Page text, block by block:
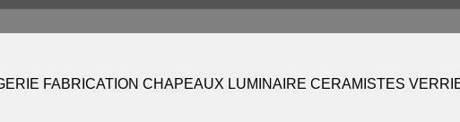
FABRICATION CHAPEAUX LUMINAIRE CERAMISTES